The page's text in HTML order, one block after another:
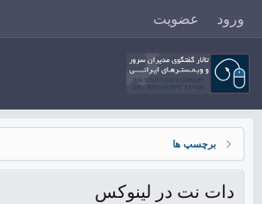
ورود عضویت
برچسپ ها
دات نت در لینوکس